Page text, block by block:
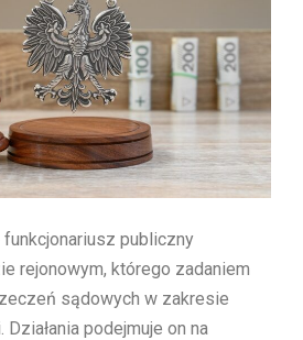
publiczny
rejonowym, którego zadaniem
sądowych w zakresie
podejmuje on na